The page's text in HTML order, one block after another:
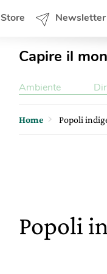
Store Newsletter
Capire il
Ambiente
Home Popoli
Popoli